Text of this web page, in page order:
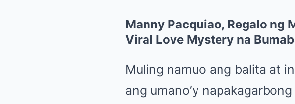
Manny Pacquiao, Regalo ng
Viral Love Mystery na
Muling namuo ang balita at
ang umano’y